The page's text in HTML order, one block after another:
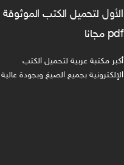
الأول لتحميل الكتب الموثوقة
pdf مجانا
أكبر مكتبة عربية لتحميل الكتب
الإلكترونية بجميع الصيغ وبجودة عالية